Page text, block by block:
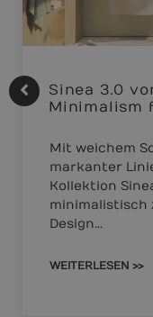
Sinea 3.0
Minimalism
Mit weichem
markanter
Kollektion
minimalistisch
Design…
WEITERLESEN >>